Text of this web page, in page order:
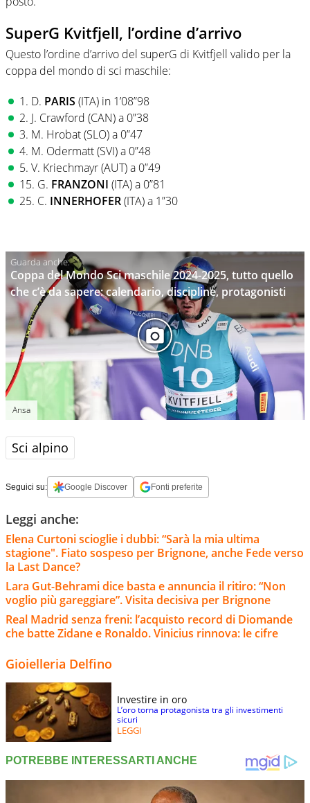
SuperG Kvitfjell, l’ordine d’arrivo
Questo l’ordine d’arrivo del superG di Kvitfjell valido per la
coppa del mondo di sci maschile:
1. D. PARIS (ITA) in 1’08”98
2. J. Crawford (CAN) a 0”38
3. M. Hrobat (SLO) a 0”47
4. M. Odermatt (SVI) a 0”48
5. V. Kriechmayr (AUT) a 0”49
15. G. FRANZONI (ITA) a 0”81
25. C. INNERHOFER(ITA) a 1”30
Coppa del Mondo Sci maschile 2024-2025, tutto quello
che c’è da sapere: calendario, discipline, protagonisti
Ansa
Sci alpino
Seguici su: Google Discover Fonti preferite
Leggi anche:
Elena Curtoni scioglie i dubbi: “Sarà la mia ultima
stagione". Fiato sospeso per Brignone, anche Fede verso
la Last Dance?
Lara Gut-Behrami dice basta e annuncia il ritiro: “Non
voglio più gareggiare”. Visita decisiva per Brignone
Real Madrid senza freni: l’acquisto record di Diomande
che batte Zidane e Ronaldo. Vinicius rinnova: le cifre
Gioielleria Delfino
Investire in oro
L’oro torna protagonista tra gli investimenti
sicuri
LEGGI